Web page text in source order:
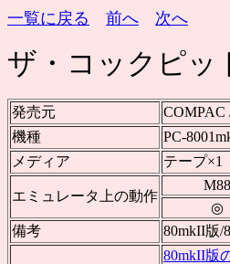
一覧に戻る 前へ 次へ
ザ・コックピッ
発売元
COMPAC
機種
PC-
メディア
テープ×1
エミュレータ上の動作
M88
◎
備考
80mkII版/
80mkII版